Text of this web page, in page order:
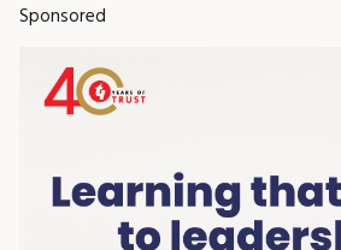
Sponsored